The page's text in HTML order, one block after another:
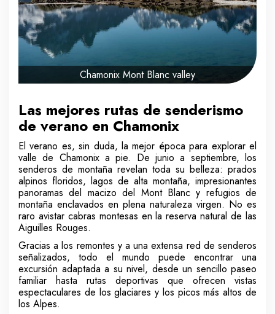
Chamonix Mont Blanc valley
Las mejores rutas de senderismo
de verano en Chamonix
El verano es, sin duda, la mejor época para explorar el
valle de Chamonix a pie. De junio a septiembre, los
senderos de montaña revelan toda su belleza: prados
alpinos floridos, lagos de alta montaña, impresionantes
panoramas del macizo del Mont Blanc y refugios de
montaña enclavados en plena naturaleza virgen. No es
raro avistar cabras montesas en la reserva natural de las
Aiguilles Rouges.
Gracias a los remontes y a una extensa red de senderos
señalizados, todo el mundo puede encontrar una
excursión adaptada a su nivel, desde un sencillo paseo
familiar hasta rutas deportivas que ofrecen vistas
espectaculares de los glaciares y los picos más altos de
los Alpes.